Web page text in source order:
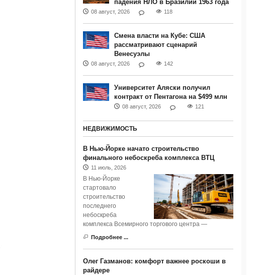
падения НЛО в Бразилии 1963 года
08 август, 2026 118
Смена власти на Кубе: США
рассматривают сценарий
Венесуэлы
08 август, 2026 142
Университет Аляски получил
контракт от Пентагона на $499 млн
08 август, 2026 121
НЕДВИЖИМОСТЬ
В Нью-Йорке начато строительство
финального небоскреба комплекса ВТЦ
11 июль, 2026
В Нью-Йорке
стартовало
строительство
последнего
небоскреба
комплекса Всемирного торгового центра —
Подробнее ...
Олег Газманов: комфорт важнее роскоши в
райдере